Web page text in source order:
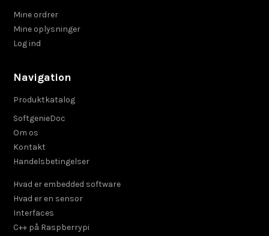
Mine ordrer
Mine oplysninger
Log ind
Navigation
Produktkatalog
SoftgenieDoc
Om os
Kontakt
Handelsbetingelser
Hvad er embedded software
Hvad er en sensor
Interfaces
C++ på Raspberrypi